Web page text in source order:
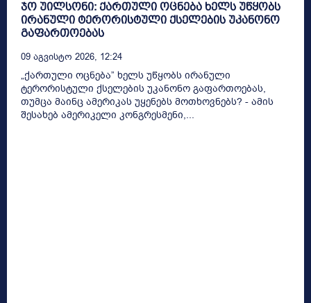
ჯო უილსონი: ქართული ოცნება ხელს უწყობს
ირანული ტერორისტული ქსელების უკანონო
გაფართოებას
09 Აგვისტო 2026, 12:24
„ქართული ოცნება” ხელს უწყობს ირანული
ტერორისტული ქსელების უკანონო გაფართოებას,
თუმცა მაინც ამერიკას უყენებს მოთხოვნებს? - ამის
შესახებ ამერიკელი კონგრესმენი,...